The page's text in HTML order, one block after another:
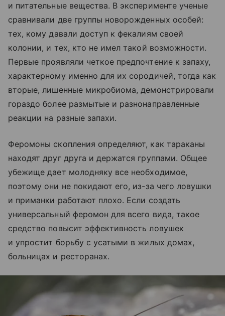
и питательные вещества. В эксперименте ученые
сравнивали две группы новорожденных особей:
тех, кому давали доступ к фекалиям своей
колонии, и тех, кто не имел такой возможности.
Первые проявляли четкое предпочтение к запаху,
характерному именно для их сородичей, тогда как
вторые, лишенные микробиома, демонстрировали
гораздо более размытые и разнонаправленные
реакции на разные запахи.
Феромоны скопления определяют, как тараканы
находят друг друга и держатся группами. Общее
убежище дает молодняку все необходимое,
поэтому они не покидают его, из-за чего ловушки
и приманки работают плохо. Если создать
универсальный феромон для всего вида, такое
средство повысит эффективность ловушек
и упростит борьбу с усатыми в жилых домах,
больницах и ресторанах.